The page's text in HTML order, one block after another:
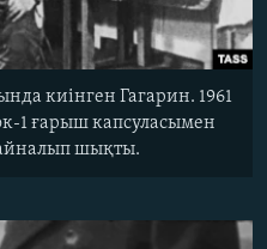
киінген Гагарин. 1961
1 ғарыш капсуласымен
шықты.